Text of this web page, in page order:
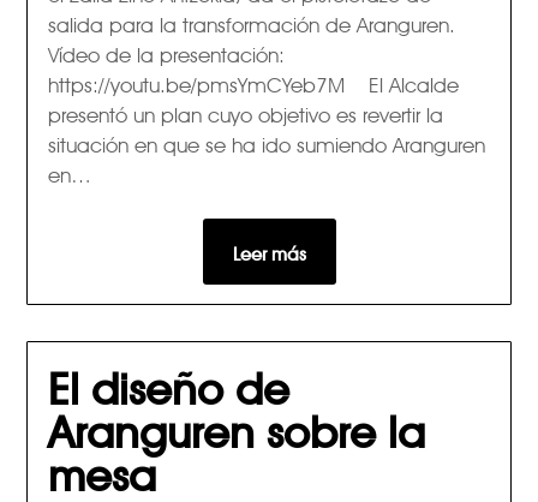
salida para la transformación de Aranguren.
Vídeo de la presentación:
https://youtu.be/pmsYmCYeb7M El Alcalde
presentó un plan cuyo objetivo es revertir la
situación en que se ha ido sumiendo Aranguren
en…
Leer más
El diseño de
Aranguren sobre la
mesa